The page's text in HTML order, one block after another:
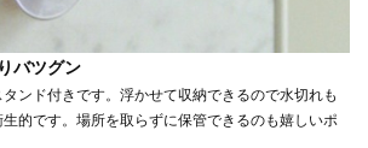
バツグン
ンド付きです。浮かせて収納できるので水切れも
的です。場所を取らずに保管できるのも嬉しいポ